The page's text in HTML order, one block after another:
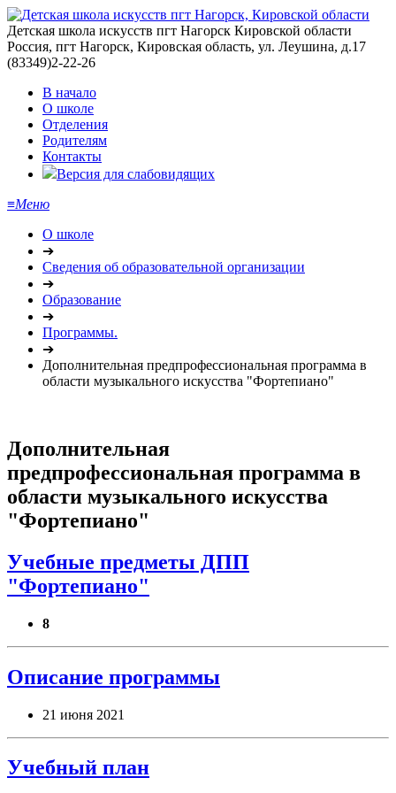
Детская школа искусств пгт Нагорск Кировской области
Россия, пгт Нагорск, Кировская область, ул. Леушина, д.17
(83349)2-22-26
В начало
О школе
Отделения
Родителям
Контакты
Версия для слабовидящих
≡Меню
О школе
➔
Сведения об образовательной организации
➔
Образование
➔
Программы.
➔
Дополнительная предпрофессиональная программа в
области музыкального искусства "Фортепиано"
Дополнительная
предпрофессиональная программа в
области музыкального искусства
"Фортепиано"
Учебные предметы ДПП
"Фортепиано"
8
Описание программы
21 июня 2021
Учебный план